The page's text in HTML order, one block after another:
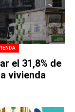
el 31,8% de
vivienda